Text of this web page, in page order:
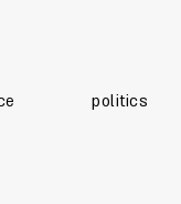
politics